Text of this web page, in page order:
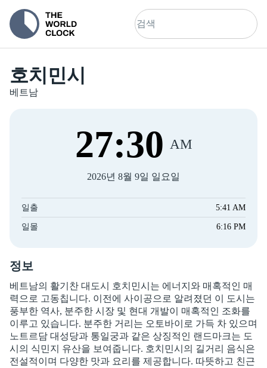
호치민시
베트남
27:30 AM
2026년 8월 9일 일요일
일출 5:41 AM
일몰 6:16 PM
정보
베트남의 활기찬 대도시 호치민시는 에너지와 매혹적인 매
력으로 고동칩니다. 이전에 사이공으로 알려졌던 이 도시는
풍부한 역사, 분주한 시장 및 현대 개발이 매혹적인 조화를
이루고 있습니다. 분주한 거리는 오토바이로 가득 차 있으며
노트르담 대성당과 통일궁과 같은 상징적인 랜드마크는 도
시의 식민지 유산을 보여줍니다. 호치민시의 길거리 음식은
전설적이며 다양한 맛과 요리를 제공합니다. 따뜻하고 친근